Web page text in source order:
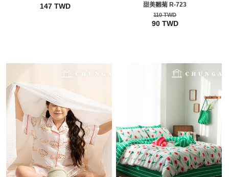
147 TWD
甜美雛菊 R-723
110 TWD
90 TWD